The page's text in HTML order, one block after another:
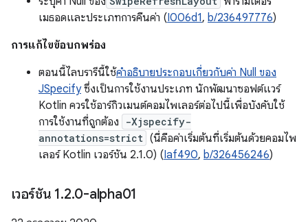
เมธอดและประเภทการคืนค่า (I006d1, b/236497776)
การแก้ไขข้อบกพร่อง
ตอนนี้ไลบรารีนี้ใช้คำอธิบายประกอบเกี่ยวกับค่า Null ของ
JSpecifyซึ่งเป็นการใช้งานประเภท นักพัฒนาซอฟต์แวร์
Kotlin ควรใช้อาร์กิวเมนต์คอมไพเลอร์ต่อไปนี้เพื่อบังคับใช้
การใช้งานที่ถูกต้อง
-Xjspecify-
annotations=strict (นี่คือค่าเริ่มต้นที่เริ่มต้นด้วยคอมไพ
เลอร์ Kotlin เวอร์ชัน 2.1.0) (Iaf490, b/326456246)
เวอร์ชัน 1.2.0-alpha01